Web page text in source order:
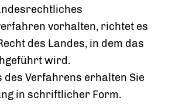
vorhalten, richtet es
des Landes, in dem das
wird.
des Verfahrens erhalten Sie
in schriftlicher Form.